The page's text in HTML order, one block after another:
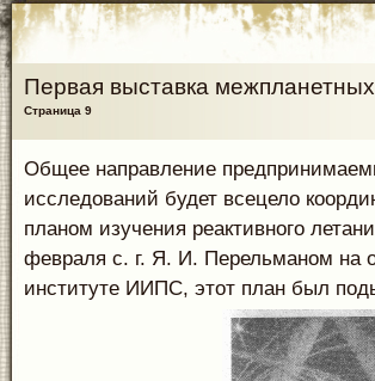
Первая выставка
Страница 9
Общее направление
исследований будет всецело
планом изучения реактивного
февраля с. г. Я. И. Перельманом на
институте ИИПС, этот план был